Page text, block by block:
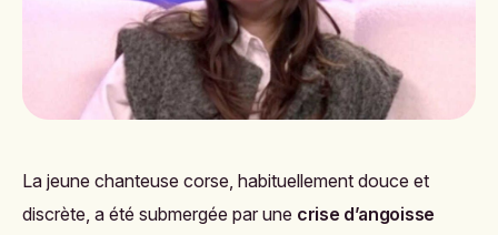
La jeune chanteuse corse, habituellement douce et
discrète, a été submergée par une crise d’angoisse